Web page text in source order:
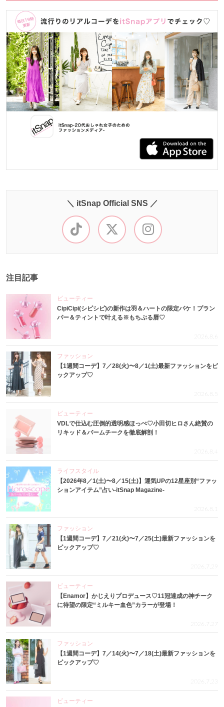
＼ itSnap Official SNS ／
注目記事
ビューティー
CipiCipi(シピシピ)の新作は羽＆ハートの限定パケ！プラン
パー＆ティントで叶える※もちぷる唇♡
2026.8.6
ファッション
【1週間コーデ】7／28(火)〜8／1(土)最新ファッションをピ
ックアップ♡
2026.8.5
ビューティー
VDLで仕込む圧倒的透明感ほっぺ♡小田切ヒロさん絶賛の
リキッド＆バームチークを徹底解剖！
2026.8.4
ライフスタイル
【2026年8／1(土)〜8／15(土)】運気UPの12星座別“ファッ
ションアイテム”占い-itSnap Magazine-
2026.8.1
ファッション
【1週間コーデ】7／21(火)〜7／25(土)最新ファッションを
ピックアップ♡
2026.7.29
ビューティー
【Enamor】かじえりプロデュース♡11冠達成の神チーク
に待望の限定“ミルキー血色”カラーが登場！
2026.7.27
ファッション
【1週間コーデ】7／14(火)〜7／18(土)最新ファッションを
ピックアップ♡
2026.7.23
ビューティー